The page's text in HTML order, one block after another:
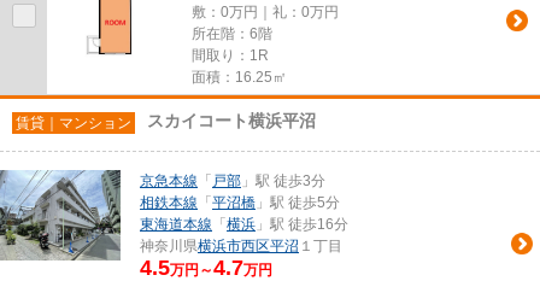
敷：0万円｜礼：0万円
所在階：6階
間取り：1R
面積：16.25㎡
賃貸｜マンション スカイコート横浜平沼
京急本線 「 戸部 」駅 徒歩3分
相鉄本線 「 平沼橋 」駅 徒歩5分
東海道本線 「 横浜 」駅 徒歩16分
神奈川県横浜市西区平沼 １丁目
4.5万円～4.7万円